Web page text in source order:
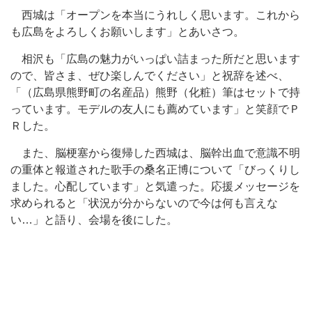
西城は「オープンを本当にうれしく思います。これから
も広島をよろしくお願いします」とあいさつ。
相沢も「広島の魅力がいっぱい詰まった所だと思います
ので、皆さま、ぜひ楽しんでください」と祝辞を述べ、
「（広島県熊野町の名産品）熊野（化粧）筆はセットで持
っています。モデルの友人にも薦めています」と笑顔でＰ
Ｒした。
また、脳梗塞から復帰した西城は、脳幹出血で意識不明
の重体と報道された歌手の桑名正博について「びっくりし
ました。心配しています」と気遣った。応援メッセージを
求められると「状況が分からないので今は何も言えな
い…」と語り、会場を後にした。